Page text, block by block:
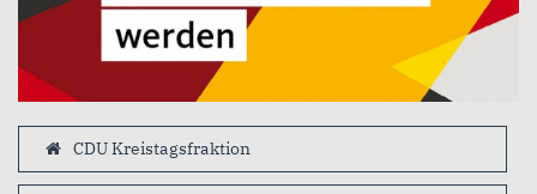
CDU Kreistagsfraktion